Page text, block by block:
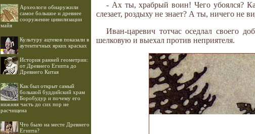
Археологи обнаружили
самое большое и древнее
сооружение цивилизации
майя
Культуру ацтеков показали в
аутентичных ярких красках
История ранней геометрии:
от Древнего Египта до
Древнего Китая
Как был открыт самый
большой буддийский храм
Боробудур и почему его
нижняя часть до сих пор не
расчищена
Что было на месте Древнего
Египта?
- Ах ты, храбрый воин! Чего убоялся?
слезает, роздыху не знает? А ты, ничего не
Иван-царевич тотчас оседлал своего
шелковую и выехал против неприятеля.